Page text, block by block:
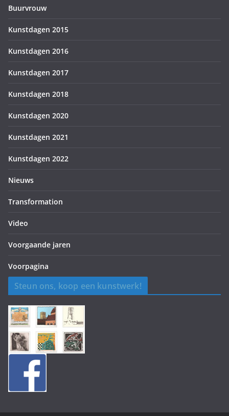
Buurvrouw
Kunstdagen 2015
Kunstdagen 2016
Kunstdagen 2017
Kunstdagen 2018
Kunstdagen 2020
Kunstdagen 2021
Kunstdagen 2022
Nieuws
Transformation
Video
Voorgaande jaren
Voorpagina
Steun ons, koop een kunstwerk!